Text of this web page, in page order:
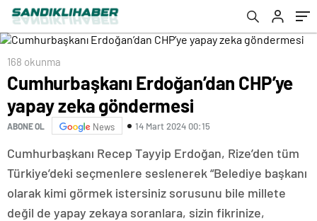
168 okunma
Cumhurbaşkanı Erdoğan’dan CHP’ye
yapay zeka göndermesi
ABONE OL News 14 Mart 2024 00:15
Cumhurbaşkanı Recep Tayyip Erdoğan, Rize’den tüm
Türkiye’deki seçmenlere seslenerek “Belediye başkanı
olarak kimi görmek istersiniz sorusunu bile millete
değil de yapay zekaya soranlara, sizin fikrinize,